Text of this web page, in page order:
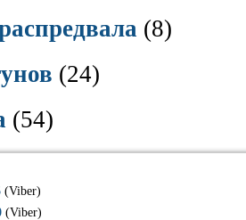
(8)
(24)
(54)
(Viber)
(Viber)